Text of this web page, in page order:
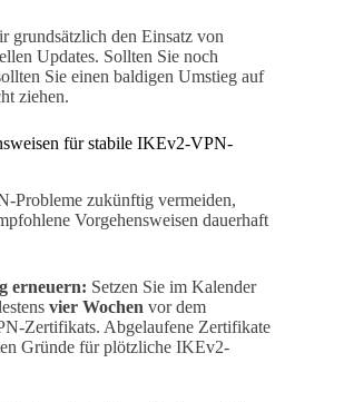
grundsätzlich den Einsatz von
Updates. Sollten Sie noch
Sie einen baldigen Umstieg auf
ziehen.
für stabile IKEv2-VPN-
Probleme zukünftig vermeiden,
Vorgehensweisen dauerhaft
erneuern: Setzen Sie im Kalender
vier Wochen vor dem
Zertifikats. Abgelaufene Zertifikate
Gründe für plötzliche IKEv2-